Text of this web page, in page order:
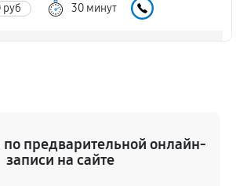
руб 30 минут
руб 80 минут
предварительной онлайн-
записи на сайте